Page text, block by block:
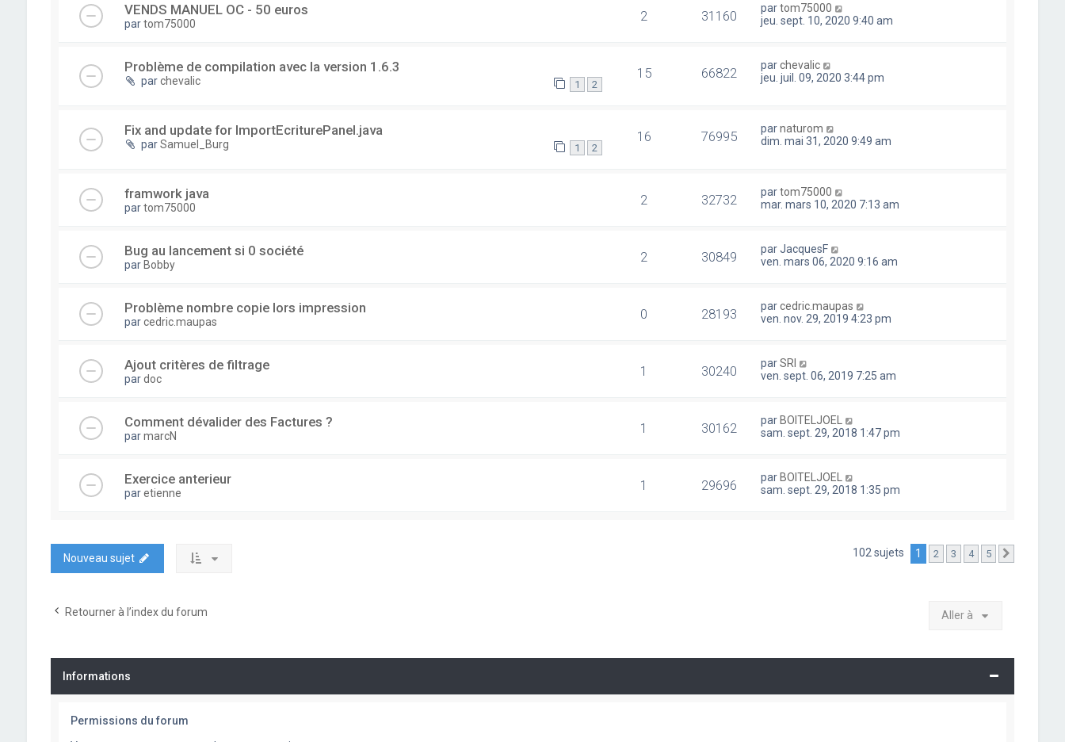
VENDS MANUEL OC - 50 euros
partom75000 2 31160 partom75000
jeu. sept. 10, 2020 9:40 am
Problème de compilation avec la version 1.6.3
parchevalic 1 2
15 66822 parchevalic
jeu. juil. 09, 2020 3:44 pm
Fix and update for ImportEcriturePanel.java
parSamuel_Burg 1 2
16 76995 parnaturom
dim. mai 31, 2020 9:49 am
framwork java
partom75000 2 32732 partom75000
mar. mars 10, 2020 7:13 am
Bug au lancement si 0 société
par Bobby 2 30849 parJacquesF
ven. mars 06, 2020 9:16 am
Problème nombre copie lors impression
parcedric.maupas 0 28193 parcedric.maupas
ven. nov. 29, 2019 4:23 pm
Ajout critères de filtrage
pardoc 1 30240 parSRI
ven. sept. 06, 2019 7:25 am
Comment dévalider des Factures ?
parmarcN 1 30162 par BOITELJOEL
sam. sept. 29, 2018 1:47 pm
Exercice anterieur
paretienne 1 29696 par BOITELJOEL
sam. sept. 29, 2018 1:35 pm
Nouveau sujet 102 sujets 1 2 3 4 5
Retourner à l’index du forum Aller à
Informations
Permissions du forum